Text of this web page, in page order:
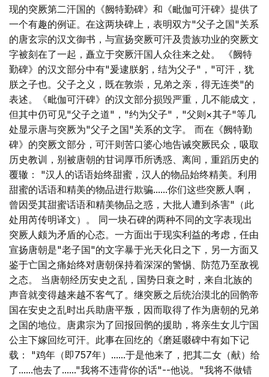
现的突厥第二汗国的《阙特勤碑》和《毗伽可汗碑》提供了
一个有趣的例证。在这两块碑上，表明双方"父子之国"关系
的唐玄宗的汉文御书，与宣扬突厥可汗及贵族功业的突厥文
字被刻在了一起，矗立于突厥汗国人众往来之处。 《阙特
勤碑》的汉文部分中有"爰逮朕躬，结为父子"，"可汗，犹
朕之子也。父子之义，既在敦崇，兄弟之亲，得无连类"的
表述。《毗伽可汗碑》的汉文部分损毁严重，几不能成文，
但其中仍可见"父子之道"，"约为父子"，"父则×其子"等几
处显示唐与突厥为"父子之国"关系的文字。 而在《阙特勤
碑》的突厥文部分，可汗则苦口婆心地告诫突厥民众，吸取
历史教训，别被唐朝的甘词厚币所诱惑、离间，重蹈历史的
覆辙： "汉人的话语始终甜蜜，汉人的物品始终精美。利用
甜蜜的话语和精美的物品进行欺骗......你们这些突厥人啊，
曾因受其甜蜜话语和精美物品之惑，大批人遭到杀害"（此
处用芮传明译文）。 同一块石碑的两种不同的文字表现出
突厥人颇为矛盾的心态。一方面出于现实利益的考虑，任由
宣扬唐朝是"老子国"的文字暴于光天化日之下，另一方面又
鉴于亡国之痛始终对唐朝保持着深深的警惕、防范乃至敌视
之态。 当唐朝经历安史之乱，国势日衰之时，来自北族的
声音就变得越来越不客气了。继突厥之后统治漠北的回鹘帝
国在安史之乱时出兵助唐平叛，因而取得了作为唐朝的兄弟
之国的地位。唐肃宗为了回报回鹘的援助，将亲生女儿宁国
公主下嫁回纥可汗。此事在回纥的《磨延啜碑中有如下记
载： "鸡年（即757年）......于是他来了，把其二女（献）给
了......他去了......"我将不违背你的话"--他说。"我将不做错